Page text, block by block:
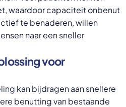
waardoor capaciteit onbenut
te benaderen, willen
naar een sneller
voor
kan bijdragen aan snellere
benutting van bestaande